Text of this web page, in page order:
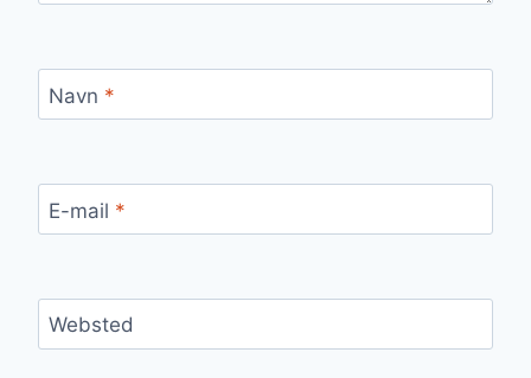
Navn *
E-mail *
Websted